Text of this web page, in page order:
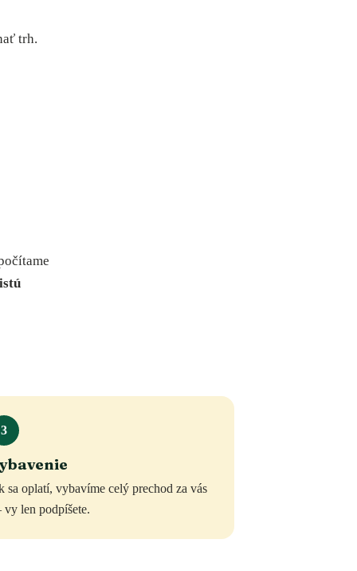
trh.
3
sa oplatí, vybavíme celý prechod za vás
len podpíšete.